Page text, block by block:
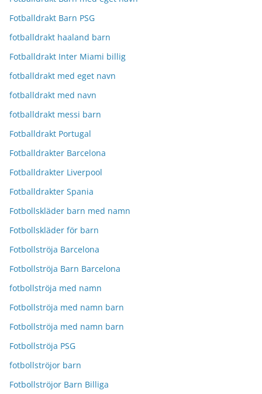
Fotballdrakt Barn PSG
fotballdrakt haaland barn
Fotballdrakt Inter Miami billig
fotballdrakt med eget navn
fotballdrakt med navn
fotballdrakt messi barn
Fotballdrakt Portugal
Fotballdrakter Barcelona
Fotballdrakter Liverpool
Fotballdrakter Spania
Fotbollskläder barn med namn
Fotbollskläder för barn
Fotbollströja Barcelona
Fotbollströja Barn Barcelona
fotbollströja med namn
Fotbollströja med namn barn
Fotbollströja med namn barn
Fotbollströja PSG
fotbollströjor barn
Fotbollströjor Barn Billiga